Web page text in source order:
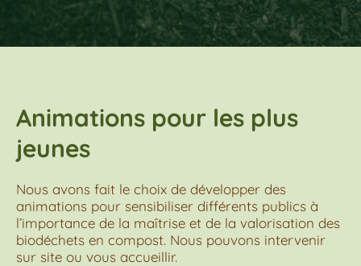
Animations pour les plus
jeunes
Nous avons fait le choix de développer des
animations pour sensibiliser différents publics à
l’importance de la maîtrise et de la valorisation des
biodéchets en compost. Nous pouvons intervenir
sur site ou vous accueillir.